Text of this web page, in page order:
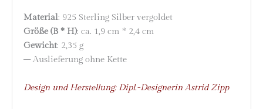
Material: 925 Sterling Silber vergoldet
Größe (B * H): ca. 1,9 cm * 2,4 cm
Gewicht: 2,35 g
– Auslieferung ohne Kette
Design und Herstellung: Dipl.-Designerin Astrid Zipp